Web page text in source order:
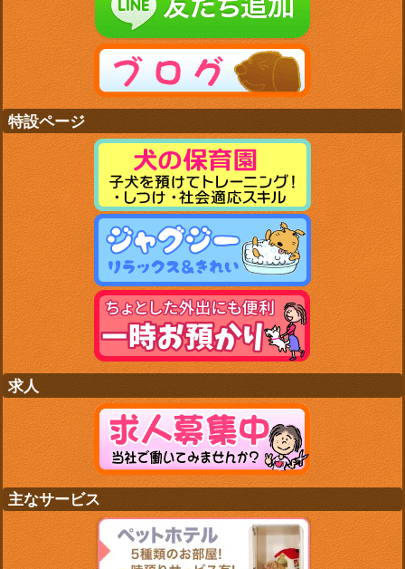
特設ページ
求人
主なサービス